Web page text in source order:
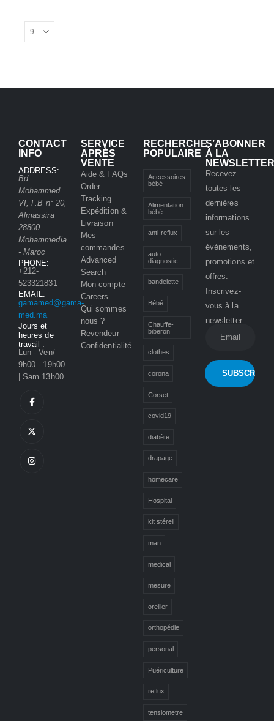
350,00
CONTACT
INFO
ADDRESS:
Bd
Mohammed
VI, F.B n° 20,
Almassira
28800
Mohammedia
- Maroc
PHONE:
+212-
523321831
EMAIL:
gamamed@gama-
med.ma
Jours et
heures de
travail :
Lun - Ven/
9h00 - 19h00
| Sam 13h00
SERVICE
APRÈS
VENTE
Aide & FAQs
Order
Tracking
Expédition &
Livraison
Mes
commandes
Advanced
Search
Mon compte
Careers
Qui sommes
nous ?
Revendeur
Confidentialité
RECHERCHE
POPULAIRE
Accessoires
bébé
Alimentation
bébé
anti-reflux
auto
diagnostic
bandelette
Bébé
Chauffe-
biberon
clothes
corona
Corset
covid19
diabète
drapage
homecare
Hospital
kit stéreil
man
medical
mesure
oreiller
orthopédie
personal
Puériculture
reflux
tensiometre
S’ABONNER
À LA
NEWSLETTER
Recevez
toutes les
dernières
informations
sur les
événements,
promotions et
offres.
Inscrivez-
vous à la
newsletter